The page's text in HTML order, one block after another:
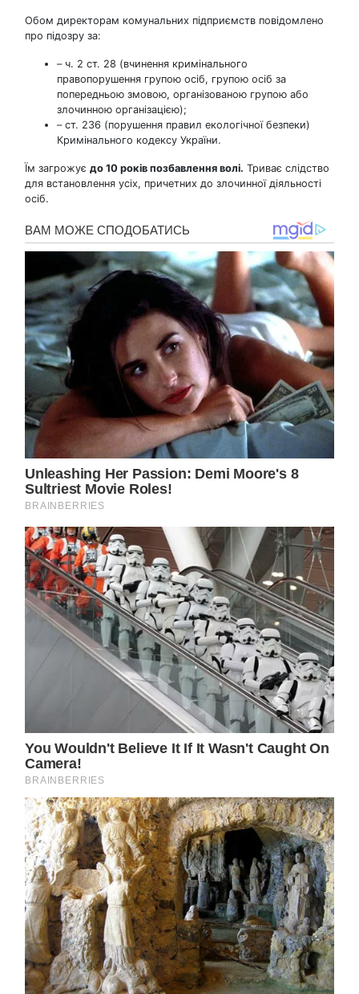
Обом директорам комунальних підприємств повідомлено
про підозру за:
– ч. 2 ст. 28 (вчинення кримінального
правопорушення групою осіб, групою осіб за
попередньою змовою, організованою групою або
злочинною організацією);
– ст. 236 (порушення правил екологічної безпеки)
Кримінального кодексу України.
Їм загрожує до 10 років позбавлення волі. Триває слідство
для встановлення усіх, причетних до злочинної діяльності
осіб.